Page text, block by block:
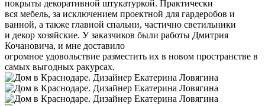
покрыты декоративной штукатуркой. Практически
вся мебель, за исключением проектной для гардеробов и
ванной, а также главной спальни, частично светильники
и декор хозяйские. У заказчиков были работы Дмитрия
Кочановича, и мне доставило
огромное удовольствие разместить их в новом пространстве в
самых выгодных ракурсах.